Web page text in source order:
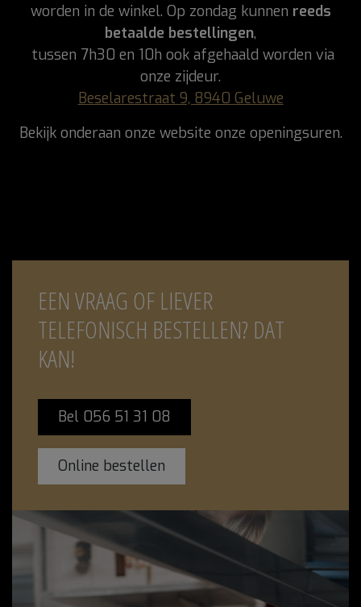
worden in de winkel. Op zondag kunnen reeds
betaalde bestellingen,
tussen 7h30 en 10h ook afgehaald worden via
onze zijdeur.
Beselarestraat 9, 8940 Geluwe
Bekijk onderaan onze website onze openingsuren.
EEN VRAAG OF LIEVER
TELEFONISCH BESTELLEN? DAT
KAN!
Bel 056 51 31 08
Online bestellen